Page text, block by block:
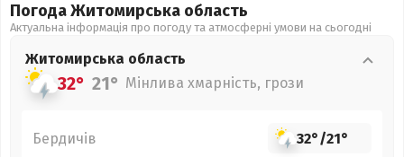
Погода Житомирська область
Актуальна інформація про погоду та атмосферні умови на сьогодні
Житомирська область
32° 21° Мінлива хмарність, грози
Бердичів 32°/21°